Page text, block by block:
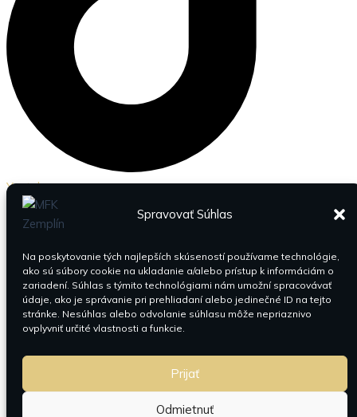
Spravovať Súhlas
Na poskytovanie tých najlepších skúseností používame technológie,
ako sú súbory cookie na ukladanie a/alebo prístup k informáciám o
zariadení. Súhlas s týmito technológiami nám umožní spracovávať
údaje, ako je správanie pri prehliadaní alebo jedinečné ID na tejto
stránke. Nesúhlas alebo odvolanie súhlasu môže nepriaznivo
ovplyvniť určité vlastnosti a funkcie.
Prijať
Odmietnuť
Youtube